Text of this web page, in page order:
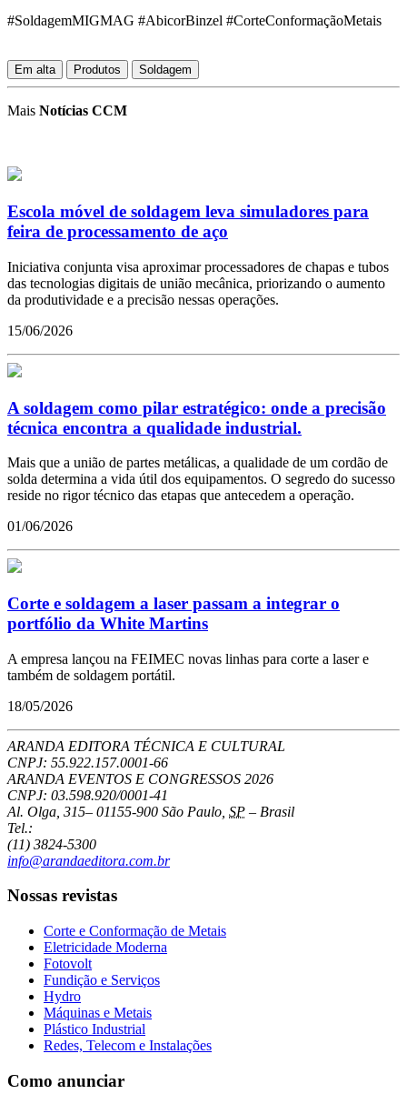
#SoldagemMIGMAG #AbicorBinzel #CorteConformaçãoMetais
Em alta Produtos Soldagem
Mais Notícias CCM
Escola móvel de soldagem leva simuladores para
feira de processamento de aço
Iniciativa conjunta visa aproximar processadores de chapas e tubos
das tecnologias digitais de união mecânica, priorizando o aumento
da produtividade e a precisão nessas operações.
15/06/2026
A soldagem como pilar estratégico: onde a precisão
técnica encontra a qualidade industrial.
Mais que a união de partes metálicas, a qualidade de um cordão de
solda determina a vida útil dos equipamentos. O segredo do sucesso
reside no rigor técnico das etapas que antecedem a operação.
01/06/2026
Corte e soldagem a laser passam a integrar o
portfólio da White Martins
A empresa lançou na FEIMEC novas linhas para corte a laser e
também de soldagem portátil.
18/05/2026
ARANDA EDITORA TÉCNICA E CULTURAL
CNPJ: 55.922.157.0001-66
ARANDA EVENTOS E CONGRESSOS 2026
CNPJ: 03.598.920/0001-41
Al. Olga, 315– 01155-900 São Paulo SP – Brasil
Tel.:
(11) 3824-5300
info@arandaeditora.com.br
Nossas revistas
Corte e Conformação de Metais
Eletricidade Moderna
Fotovolt
Fundição e Serviços
Hydro
Máquinas e Metais
Plástico Industrial
Redes, Telecom e Instalações
Como anunciar